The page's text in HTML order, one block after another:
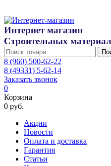
Интернет магазин
Строительных
8 (960) 500-62-22
8 (49331) 5-62-14
Заказать звонок
0
Корзина
0 руб.
Акции
Новости
Оплата и доставка
Гарантия
Статьи